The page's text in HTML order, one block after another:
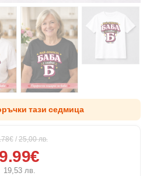
тази седмица
/ 25,00лв.
9.99€
19,53 лв.